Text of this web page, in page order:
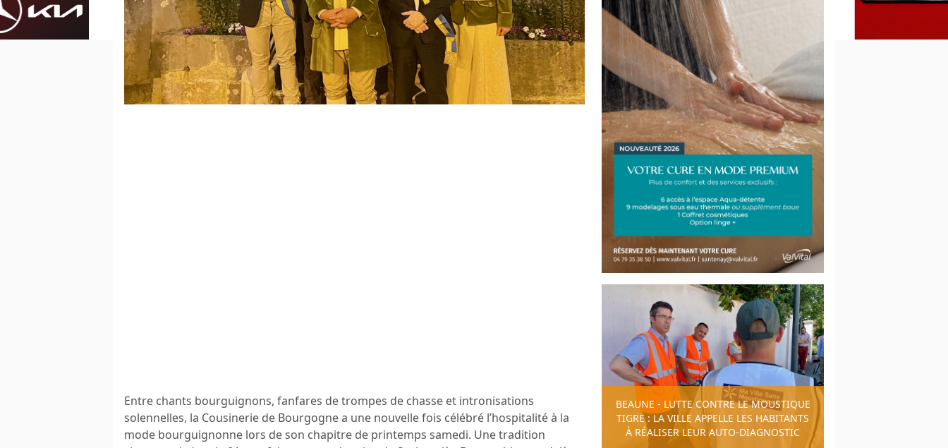
Entre chants bourguignons, fanfares de trompes de chasse et intronisations
solennelles, la Cousinerie de Bourgogne a une nouvelle fois célébré l’hospitalité à la
mode bourguignonne lors de son chapitre de printemps samedi. Une tradition
BEAUNE - LUTTE CONTRE LE MOUSTIQUE
TIGRE : LA VILLE APPELLE LES HABITANTS
À RÉALISER LEUR AUTO-DIAGNOSTIC